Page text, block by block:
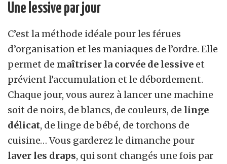
Une lessive par jour
C’est la méthode idéale pour les férues
d’organisation et les maniaques de l’ordre. Elle
permet de maîtriser la corvée de lessive et
prévient l’accumulation et le débordement.
Chaque jour, vous aurez à lancer une machine
soit de noirs, de blancs, de couleurs, de linge
délicat, de linge de bébé, de torchons de
cuisine… Vous garderez le dimanche pour
laver les draps, qui sont changés une fois par